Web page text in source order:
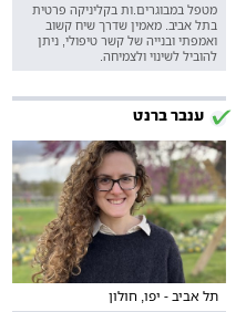
מטפל במבוגרים.ות בקליניקה פרטית
בתל אביב. מאמין שדרך שיח קשוב
ואמפתי ובנייה של קשר טיפולי, ניתן
להוביל לשינוי ולצמיחה.
ענבר ברנט
תל אביב - יפו, חולון